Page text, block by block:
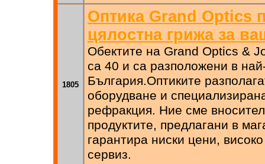
1805
Оптика Grand Optics
цялостна грижа за
Обектите на Grand Optics &
са 40 и са разположени в
България.Оптиките
оборудване и
рефракция. Ние сме
продуктите, предлагани в
гарантира ниски цени,
сервиз.